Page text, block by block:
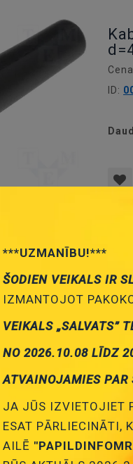
un var
izskata. Bet
ID:
***UZMANĪBU!***
ŠODIEN VEIKALS IR
IZMANTOJOT
VEIKALS „SALVATS”
NO 2026.10.08 LĪDZ
ATVAINOJAMIES PAR
JA JŪS IZVIETOJIET
ESAT PĀRLIECINĀTI,
AILĒ